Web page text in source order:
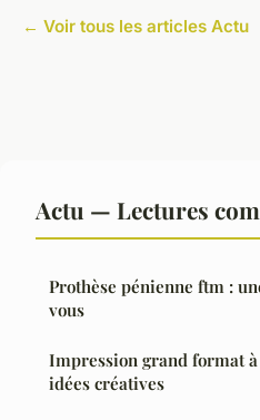
← Voir tous les articles Actu
Actu — Lectures
Prothèse pénienne ftm :
vous
Impression grand format
idées créatives